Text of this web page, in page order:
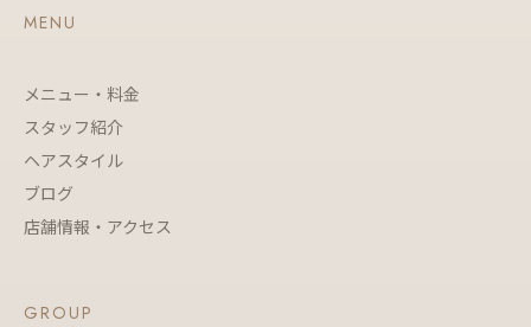
MENU
メニュー・料金
スタッフ紹介
ヘアスタイル
ブログ
店舗情報・アクセス
GROUP